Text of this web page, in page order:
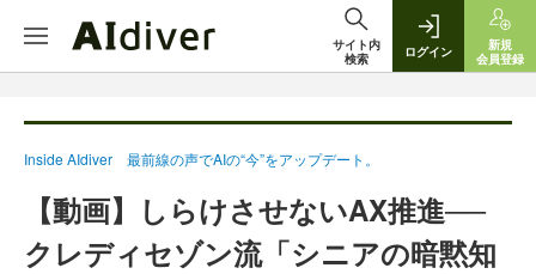
サイト内
検索
ログイン
新規
会員登録
Inside AIdiver 最前線の声でAIの“今”をアップデート。
【動画】しらけさせないAX推進──
クレディセゾン流「シニアの暗黙知